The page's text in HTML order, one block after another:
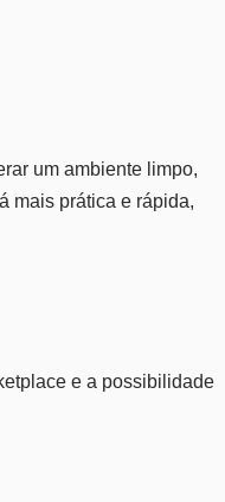
um ambiente limpo,
mais prática e rápida,
e a possibilidade